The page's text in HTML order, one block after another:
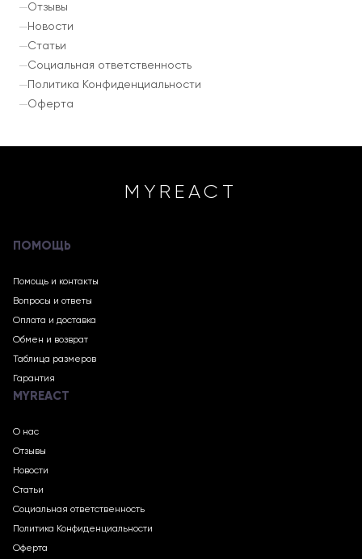
Отзывы
Новости
Статьи
Социальная ответственность
Политика Конфиденциальности
Оферта
MYREACT
ПОМОЩЬ
Помощь и контакты
Вопросы и ответы
Оплата и доставка
Обмен и возврат
Таблица размеров
Гарантия
MYREACT
О нас
Отзывы
Новости
Статьи
Социальная ответственность
Политика Конфиденциальности
Оферта